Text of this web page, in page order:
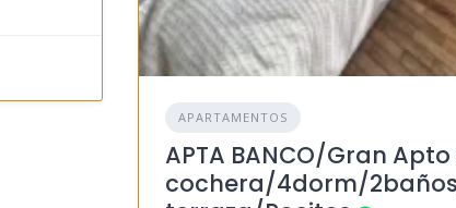
APARTAMENTOS
APTA BANCO/Gran
cochera/4dorm/